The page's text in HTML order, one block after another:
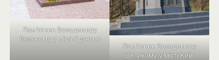
Пам’ятник Володимиру
Великому у місті Гданськ
Пам’ятник Володимиру
Великому у місті Київ